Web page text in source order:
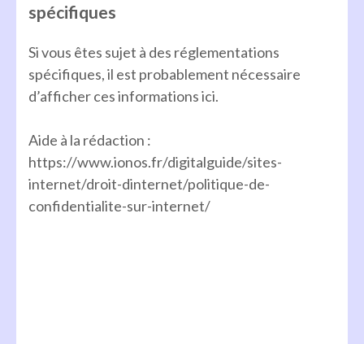
spécifiques
Si vous êtes sujet à des réglementations
spécifiques, il est probablement nécessaire
d’afficher ces informations ici.
Aide à la rédaction :
https://www.ionos.fr/digitalguide/sites-
internet/droit-dinternet/politique-de-
confidentialite-sur-internet/